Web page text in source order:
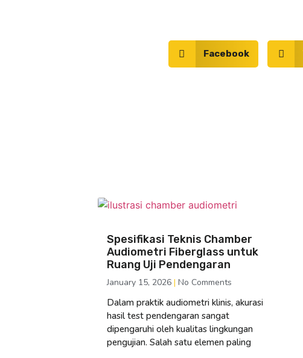
Facebook
Spesifikasi Teknis Chamber
Audiometri Fiberglass untuk
Ruang Uji Pendengaran
January 15, 2026 No Comments
Dalam praktik audiometri klinis, akurasi
hasil test pendengaran sangat
dipengaruhi oleh kualitas lingkungan
pengujian. Salah satu elemen paling